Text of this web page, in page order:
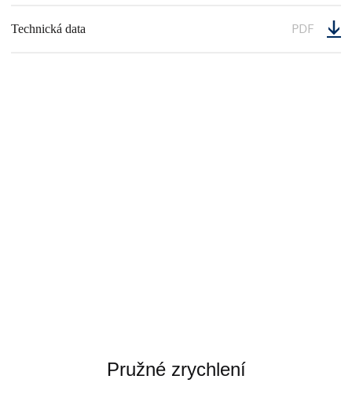
Technická data PDF
Pružné zrychlení